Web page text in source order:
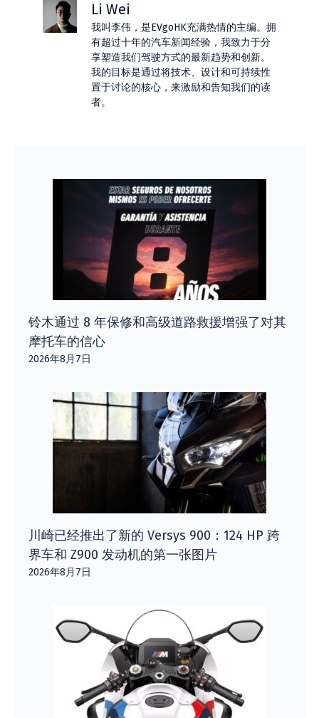
Li Wei
我叫李伟，是EVgoHK充满热情的主编。拥
有超过十年的汽车新闻经验，我致力于分
享塑造我们驾驶方式的最新趋势和创新。
我的目标是通过将技术、设计和可持续性
置于讨论的核心，来激励和告知我们的读
者。
铃木通过 8 年保修和高级道路救援增强了对其
摩托车的信心
2026年8月7日
川崎已经推出了新的 Versys 900：124 HP 跨
界车和 Z900 发动机的第一张图片
2026年8月7日